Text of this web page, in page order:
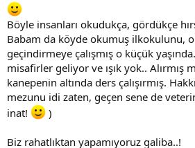
Böyle insanları okudukça, gördükçe
Babam da köyde okumuş ilkokulunu,
geçindirmeye çalışmış o küçük
misafirler geliyor ve ışık yok.. Alırmış
kanepenin altında ders çalışırmış.
mezunu idi zaten, geçen sene de
inat!
)
Biz rahatlıktan yapamıyoruz galiba..!